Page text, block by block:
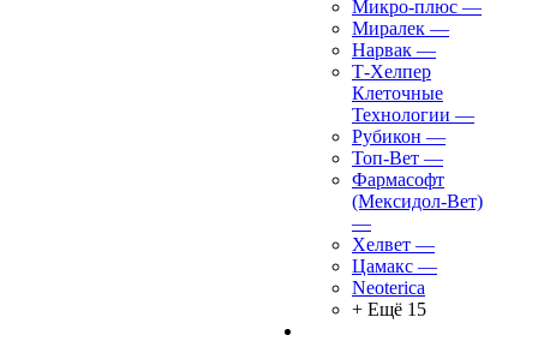
Микро-плюс —
Миралек —
Нарвак —
Т-Хелпер
Клеточные
Технологии —
Рубикон —
Топ-Вет —
Фармасофт
(Мексидол-Вет)
—
Хелвет —
Цамакс —
Neoterica
+ Ещё 15